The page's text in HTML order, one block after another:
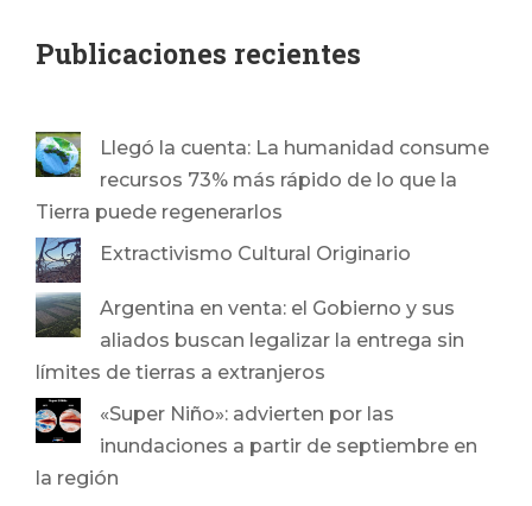
Publicaciones recientes
Llegó la cuenta: La humanidad consume
recursos 73% más rápido de lo que la
Tierra puede regenerarlos
Extractivismo Cultural Originario
Argentina en venta: el Gobierno y sus
aliados buscan legalizar la entrega sin
límites de tierras a extranjeros
«Super Niño»: advierten por las
inundaciones a partir de septiembre en
la región